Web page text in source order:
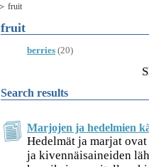
fruit
fruit
berries (20)
Search results
Marjojen ja hedelmien
Hedelmät ja marjat
ja kivennäisaineiden